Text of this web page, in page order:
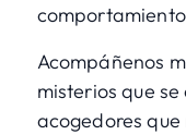
Acompáñenos
misterios que
acogedores